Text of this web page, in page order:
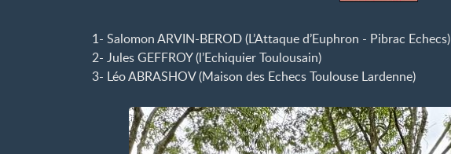
1- Salomon ARVIN-BEROD (L’Attaque d’Euphron - Pibrac Echecs)
2- Jules GEFFROY (l’Echiquier Toulousain)
3- Léo ABRASHOV (Maison des Echecs Toulouse Lardenne)